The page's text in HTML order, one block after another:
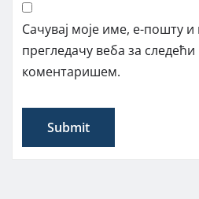
Сачувај моје име, е-пошту
прегледачу веба за следећи
коментаришем.